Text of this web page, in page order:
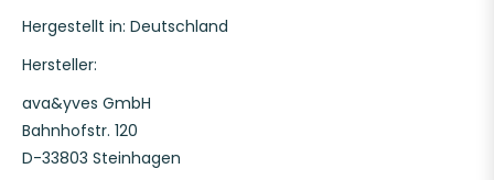
Hergestellt in: Deutschland
Hersteller:
ava&yves GmbH
Bahnhofstr. 120
D-33803 Steinhagen